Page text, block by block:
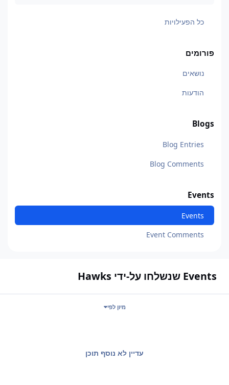
כל הפעילויות
פורומים
נושאים
הודעות
Blogs
Blog Entries
Blog Comments
Events
Events
Event Comments
Events שנשלחו על-ידי Hawks
מיון לפי
עדיין לא נוסף תוכן